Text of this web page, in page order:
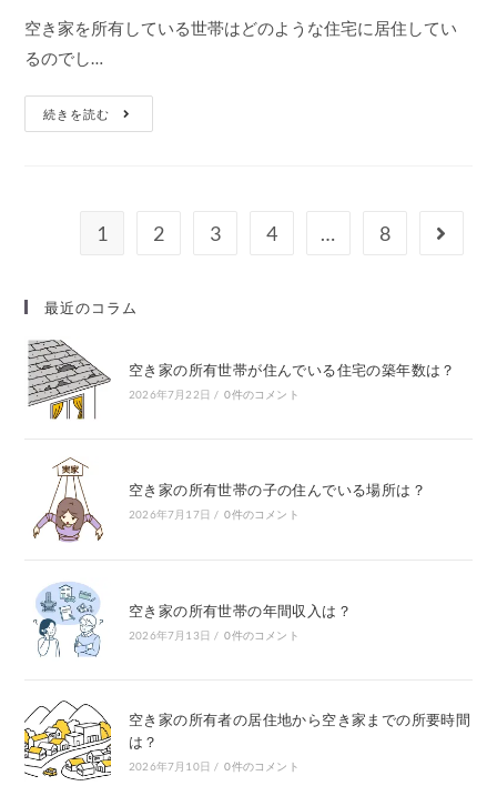
空き家を所有している世帯はどのような住宅に居住してい
るのでし…
続きを読む
1 2 3 4 … 8
最近のコラム
空き家の所有世帯が住んでいる住宅の築年数は？
2026年7月22日 / 0件のコメント
空き家の所有世帯の子の住んでいる場所は？
2026年7月17日 / 0件のコメント
空き家の所有世帯の年間収入は？
2026年7月13日 / 0件のコメント
空き家の所有者の居住地から空き家までの所要時間
は？
2026年7月10日 / 0件のコメント